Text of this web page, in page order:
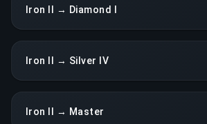
Iron II → Diamond I
Iron II → Silver IV
Iron II → Master